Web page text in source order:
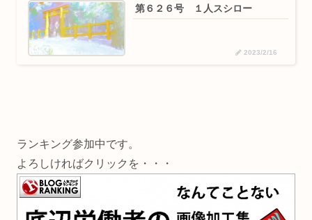
第６２６号 １人スシロー
2023/2/16
ランキング参加中です。
よろしければクリックを・・・